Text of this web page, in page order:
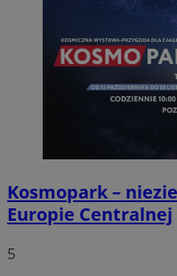
Kosmopark –
Europie Centralnej
5